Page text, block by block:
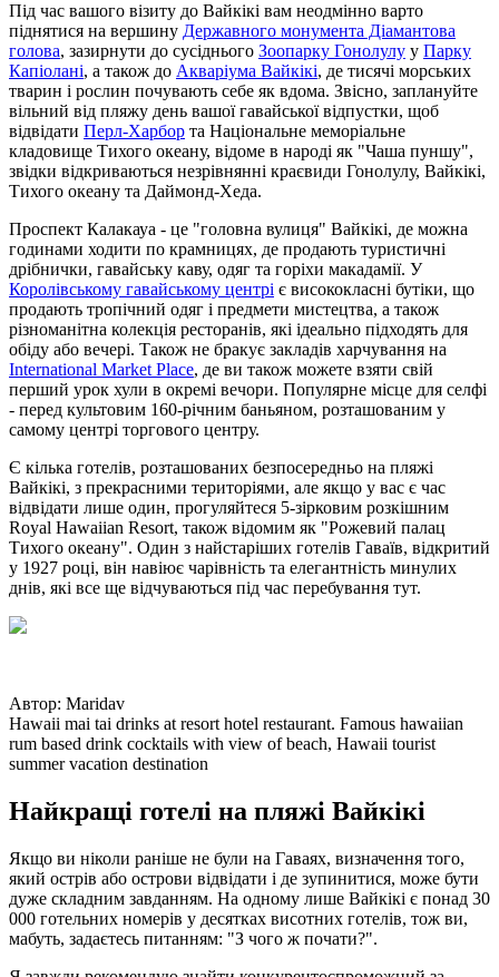
Під час вашого візиту до Вайкікі вам неодмінно варто
піднятися на вершину Державного монумента Діамантова
голова, зазирнути до сусіднього Зоопарку Гонолулу у Парку
Капіолані, а також до Акваріума Вайкікі, де тисячі морських
тварин і рослин почувають себе як вдома. Звісно, заплануйте
вільний від пляжу день вашої гавайської відпустки, щоб
відвідати Перл-Харбор та Національне меморіальне
кладовище Тихого океану, відоме в народі як "Чаша пуншу",
звідки відкриваються незрівнянні краєвиди Гонолулу, Вайкікі,
Тихого океану та Даймонд-Хеда.
Проспект Калакауа - це "головна вулиця" Вайкікі, де можна
годинами ходити по крамницях, де продають туристичні
дрібнички, гавайську каву, одяг та горіхи макадамії. У
Королівському гавайському центрі є висококласні бутіки, що
продають тропічний одяг і предмети мистецтва, а також
різноманітна колекція ресторанів, які ідеально підходять для
обіду або вечері. Також не бракує закладів харчування на
International Market Place, де ви також можете взяти свій
перший урок хули в окремі вечори. Популярне місце для селфі
- перед культовим 160-річним баньяном, розташованим у
самому центрі торгового центру.
Є кілька готелів, розташованих безпосередньо на пляжі
Вайкікі, з прекрасними територіями, але якщо у вас є час
відвідати лише один, прогуляйтеся 5-зірковим розкішним
Royal Hawaiian Resort, також відомим як "Рожевий палац
Тихого океану". Один з найстаріших готелів Гаваїв, відкритий
у 1927 році, він навіює чарівність та елегантність минулих
днів, які все ще відчуваються під час перебування тут.
Автор: Maridav
Hawaii mai tai drinks at resort hotel restaurant. Famous hawaiian
rum based drink cocktails with view of beach, Hawaii tourist
summer vacation destination
Найкращі готелі на пляжі Вайкікі
Якщо ви ніколи раніше не були на Гаваях, визначення того,
який острів або острови відвідати і де зупинитися, може бути
дуже складним завданням. На одному лише Вайкікі є понад 30
000 готельних номерів у десятках висотних готелів, тож ви,
мабуть, задаєтесь питанням: "З чого ж почати?".